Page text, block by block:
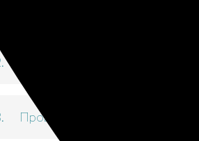
Проведение захоронения.